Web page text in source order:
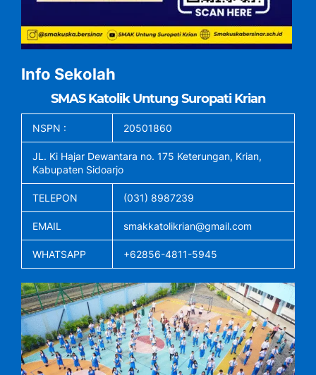
Info Sekolah
SMAS Katolik Untung Suropati Krian
NSPN : 20501860
JL. Ki Hajar Dewantara no. 175 Keterungan, Krian,
Kabupaten Sidoarjo
TELEPON (031) 8987239
EMAIL smakkatolikrian@gmail.com
WHATSAPP +62856-4811-5945